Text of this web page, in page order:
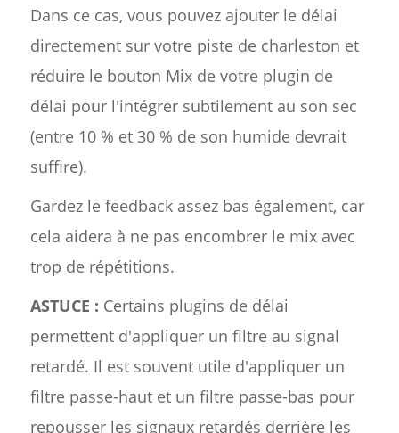
Dans ce cas, vous pouvez ajouter le délai
directement sur votre piste de charleston et
réduire le bouton Mix de votre plugin de
délai pour l'intégrer subtilement au son sec
(entre 10 % et 30 % de son humide devrait
suffire).
Gardez le feedback assez bas également, car
cela aidera à ne pas encombrer le mix avec
trop de répétitions.
ASTUCE : Certains plugins de délai
permettent d'appliquer un filtre au signal
retardé. Il est souvent utile d'appliquer un
filtre passe-haut et un filtre passe-bas pour
repousser les signaux retardés derrière les